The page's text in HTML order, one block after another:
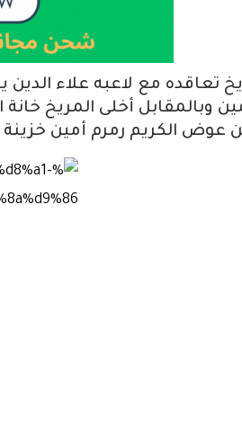
تعاقده مع لاعبه علاء
وبالمقابل أخلى المريخ
عوض الكريم رمرم أمين خزينة